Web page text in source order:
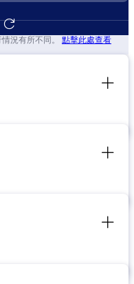
況有所不同。 點擊此處查看